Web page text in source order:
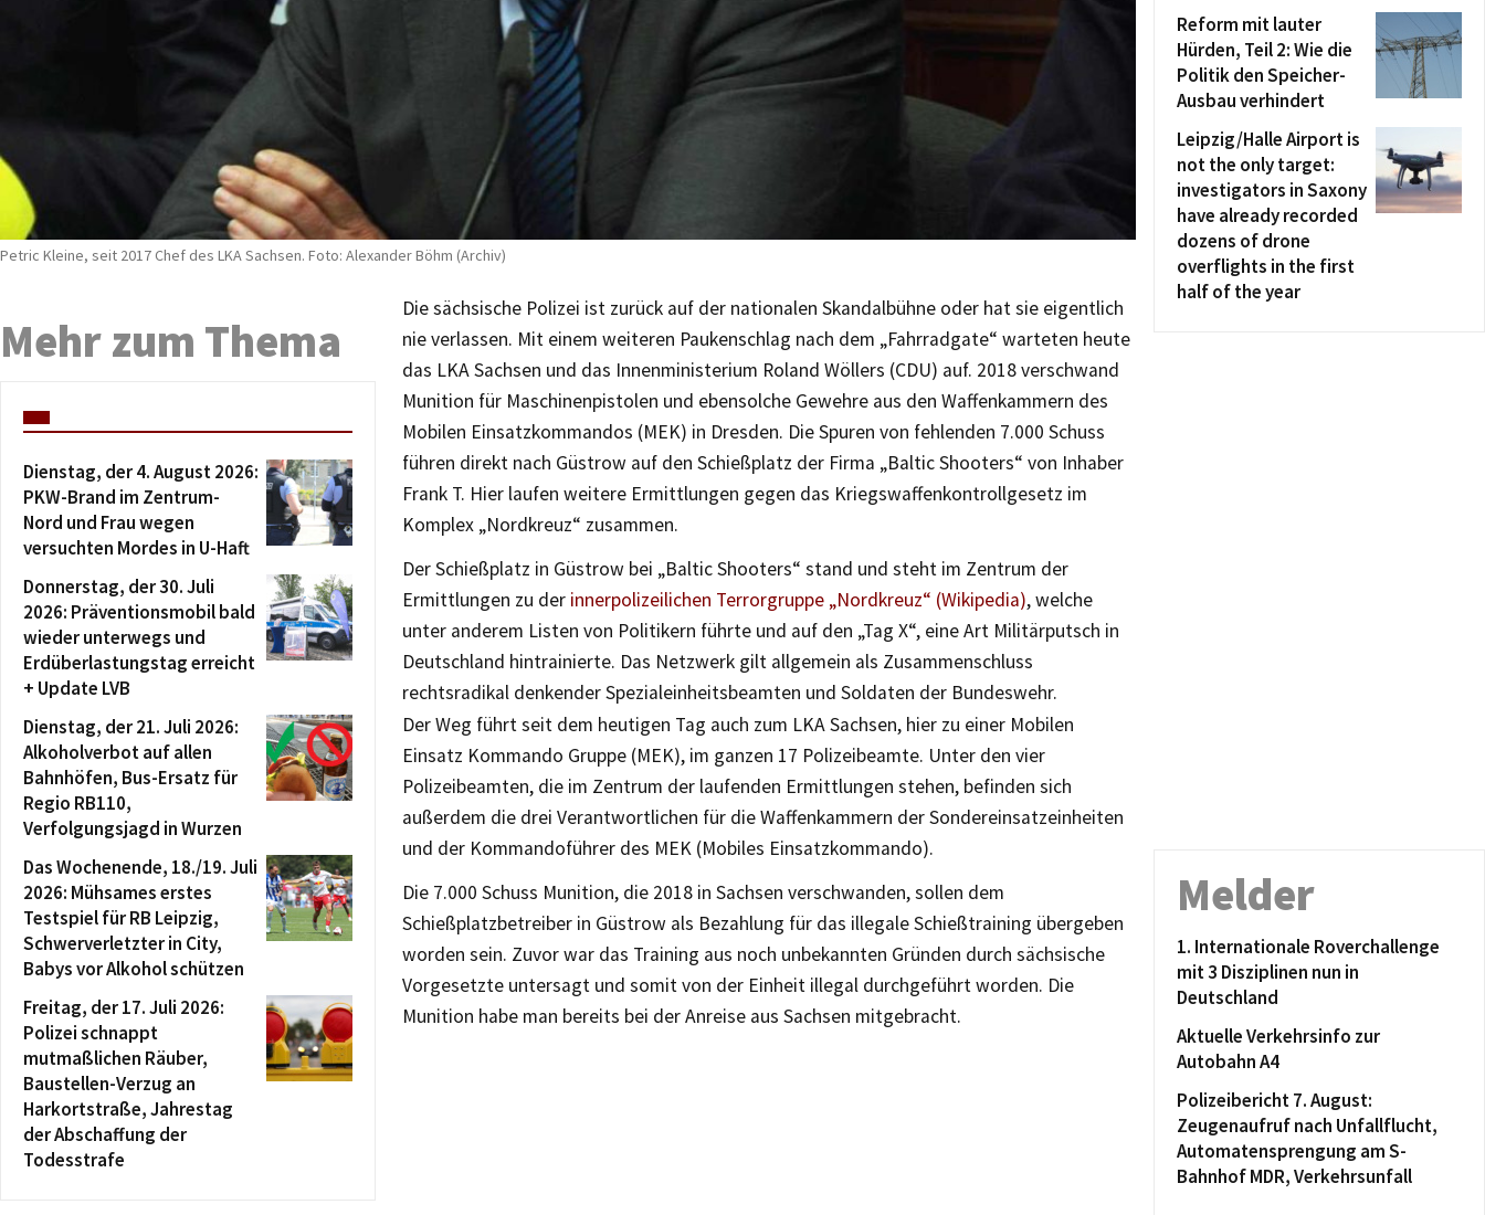
Petric Kleine, seit 2017 Chef des LKA Sachsen. Foto: Alexander Böhm (Archiv)
Die sächsische Polizei ist zurück auf der nationalen Skandalbühne oder hat sie eigentlich
nie verlassen. Mit einem weiteren Paukenschlag nach dem „Fahrradgate“ warteten heute
das LKA Sachsen und das Innenministerium Roland Wöllers (CDU) auf. 2018 verschwand
Munition für Maschinenpistolen und ebensolche Gewehre aus den Waffenkammern des
Mobilen Einsatzkommandos (MEK) in Dresden. Die Spuren von fehlenden 7.000 Schuss
führen direkt nach Güstrow auf den Schießplatz der Firma „Baltic Shooters“ von Inhaber
Frank T. Hier laufen weitere Ermittlungen gegen das Kriegswaffenkontrollgesetz im
Komplex „Nordkreuz“ zusammen.
Der Schießplatz in Güstrow bei „Baltic Shooters“ stand und steht im Zentrum der
Ermittlungen zu der innerpolizeilichen Terrorgruppe „Nordkreuz“ (Wikipedia), welche
unter anderem Listen von Politikern führte und auf den „Tag X“, eine Art Militärputsch in
Deutschland hintrainierte. Das Netzwerk gilt allgemein als Zusammenschluss
rechtsradikal denkender Spezialeinheitsbeamten und Soldaten der Bundeswehr.
Der Weg führt seit dem heutigen Tag auch zum LKA Sachsen, hier zu einer Mobilen
Einsatz Kommando Gruppe (MEK), im ganzen 17 Polizeibeamte. Unter den vier
Polizeibeamten, die im Zentrum der laufenden Ermittlungen stehen, befinden sich
außerdem die drei Verantwortlichen für die Waffenkammern der Sondereinsatzeinheiten
und der Kommandoführer des MEK (Mobiles Einsatzkommando).
Die 7.000 Schuss Munition, die 2018 in Sachsen verschwanden, sollen dem
Schießplatzbetreiber in Güstrow als Bezahlung für das illegale Schießtraining übergeben
worden sein. Zuvor war das Training aus noch unbekannten Gründen durch sächsische
Vorgesetzte untersagt und somit von der Einheit illegal durchgeführt worden. Die
Munition habe man bereits bei der Anreise aus Sachsen mitgebracht.
Mehr zum Thema
Dienstag, der 4. August 2026:
PKW-Brand im Zentrum-
Nord und Frau wegen
versuchten Mordes in U-Haft
Donnerstag, der 30. Juli
2026: Präventionsmobil bald
wieder unterwegs und
Erdüberlastungstag erreicht
+ Update LVB
Dienstag, der 21. Juli 2026:
Alkoholverbot auf allen
Bahnhöfen, Bus-Ersatz für
Regio RB110,
Verfolgungsjagd in Wurzen
Das Wochenende, 18./19. Juli
2026: Mühsames erstes
Testspiel für RB Leipzig,
Schwerverletzter in City,
Babys vor Alkohol schützen
Freitag, der 17. Juli 2026:
Polizei schnappt
mutmaßlichen Räuber,
Baustellen-Verzug an
Harkortstraße, Jahrestag
der Abschaffung der
Todesstrafe
Reform mit lauter
Hürden, Teil 2: Wie die
Politik den Speicher-
Ausbau verhindert
Leipzig/Halle Airport is
not the only target:
investigators in Saxony
have already recorded
dozens of drone
overflights in the first
half of the year
Melder
1. Internationale Roverchallenge
mit 3 Disziplinen nun in
Deutschland
Aktuelle Verkehrsinfo zur
Autobahn A4
Polizeibericht 7. August:
Zeugenaufruf nach Unfallflucht,
Automatensprengung am S-
Bahnhof MDR, Verkehrsunfall